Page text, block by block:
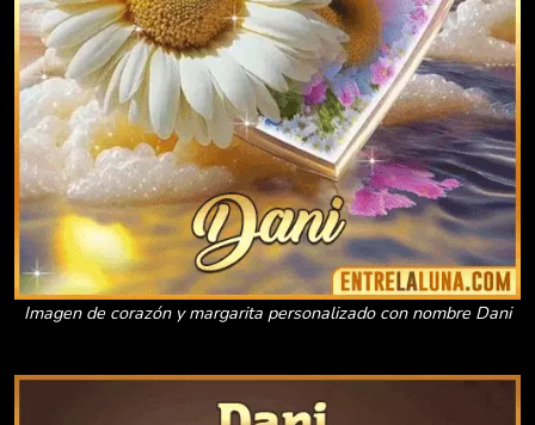
Imagen de corazón y margarita personalizado con nombre Dani